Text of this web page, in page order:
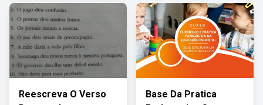
Reescreva O Verso
Base Da Pratica